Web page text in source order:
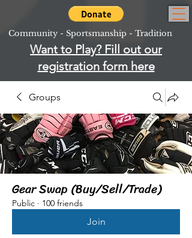
Community - Sportsmanship - Tradition
Want to Play? Fill out our
registration form here
Groups
Gear Swap (Buy/Sell/Trade)
Public · 100 friends
Join